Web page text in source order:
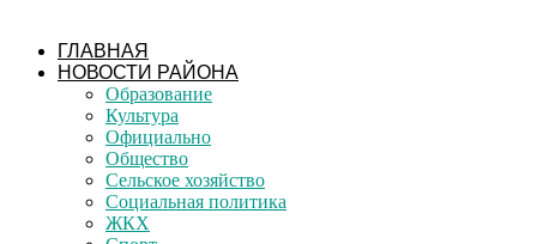
ГЛАВНАЯ
НОВОСТИ РАЙОНА
Образование
Культура
Официально
Общество
Сельское хозяйство
Социальная политика
ЖКХ